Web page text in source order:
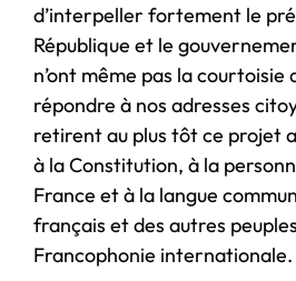
d’interpeller fortement le
République et le
n’ont même pas la
répondre à nos adresses
retirent au plus tôt ce projet
à la Constitution, à la
France et à la langue
français et des autres
Francophonie internationale.